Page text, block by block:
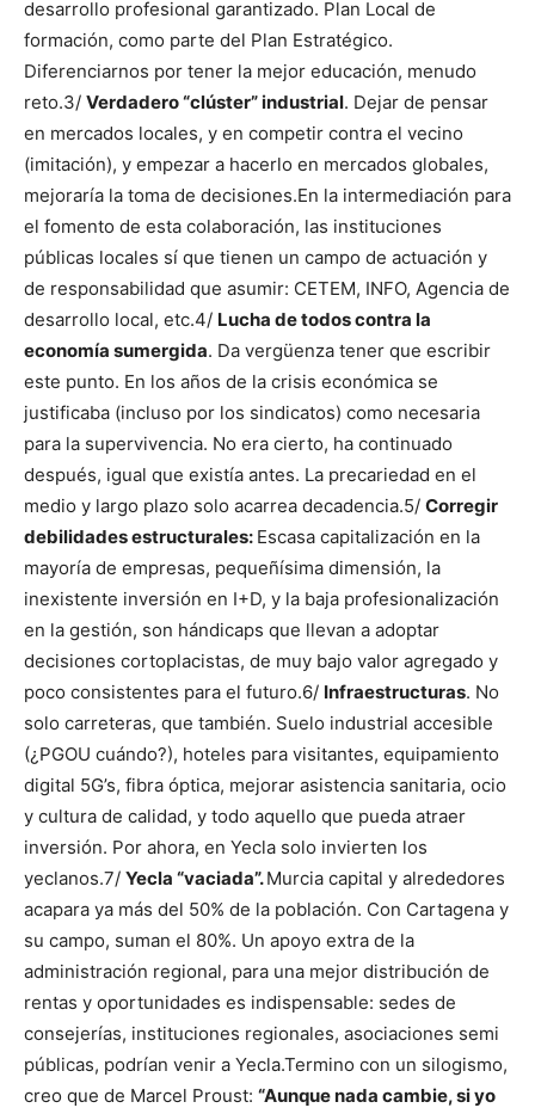
desarrollo profesional garantizado. Plan Local de
formación, como parte del Plan Estratégico.
Diferenciarnos por tener la mejor educación, menudo
reto.3/ Verdadero “clúster” industrial. Dejar de pensar
en mercados locales, y en competir contra el vecino
(imitación), y empezar a hacerlo en mercados globales,
mejoraría la toma de decisiones.En la intermediación para
el fomento de esta colaboración, las instituciones
públicas locales sí que tienen un campo de actuación y
de responsabilidad que asumir: CETEM, INFO, Agencia de
desarrollo local, etc.4/ Lucha de todos contra la
economía sumergida. Da vergüenza tener que escribir
este punto. En los años de la crisis económica se
justificaba (incluso por los sindicatos) como necesaria
para la supervivencia. No era cierto, ha continuado
después, igual que existía antes. La precariedad en el
medio y largo plazo solo acarrea decadencia.5/ Corregir
debilidades estructurales: Escasa capitalización en la
mayoría de empresas, pequeñísima dimensión, la
inexistente inversión en I+D, y la baja profesionalización
en la gestión, son hándicaps que llevan a adoptar
decisiones cortoplacistas, de muy bajo valor agregado y
poco consistentes para el futuro.6/ Infraestructuras. No
solo carreteras, que también. Suelo industrial accesible
(¿PGOU cuándo?), hoteles para visitantes, equipamiento
digital 5G’s, fibra óptica, mejorar asistencia sanitaria, ocio
y cultura de calidad, y todo aquello que pueda atraer
inversión. Por ahora, en Yecla solo invierten los
yeclanos.7/ Yecla “vaciada”.Murcia capital y alrededores
acapara ya más del 50% de la población. Con Cartagena y
su campo, suman el 80%. Un apoyo extra de la
administración regional, para una mejor distribución de
rentas y oportunidades es indispensable: sedes de
consejerías, instituciones regionales, asociaciones semi
públicas, podrían venir a Yecla.Termino con un silogismo,
creo que de Marcel Proust: “Aunque nada cambie, si yo